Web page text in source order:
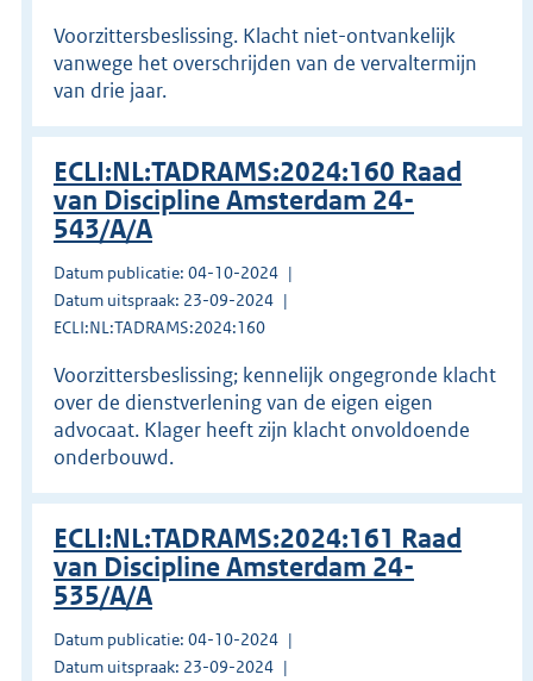
Voorzittersbeslissing. Klacht niet-ontvankelijk
vanwege het overschrijden van de vervaltermijn
van drie jaar.
ECLI:NL:TADRAMS:2024:160 Raad
van Discipline Amsterdam 24-
543/A/A
Datum publicatie: 04-10-2024
Datum uitspraak: 23-09-2024
ECLI:NL:TADRAMS:2024:160
Voorzittersbeslissing; kennelijk ongegronde klacht
over de dienstverlening van de eigen eigen
advocaat. Klager heeft zijn klacht onvoldoende
onderbouwd.
ECLI:NL:TADRAMS:2024:161 Raad
van Discipline Amsterdam 24-
535/A/A
Datum publicatie: 04-10-2024
Datum uitspraak: 23-09-2024